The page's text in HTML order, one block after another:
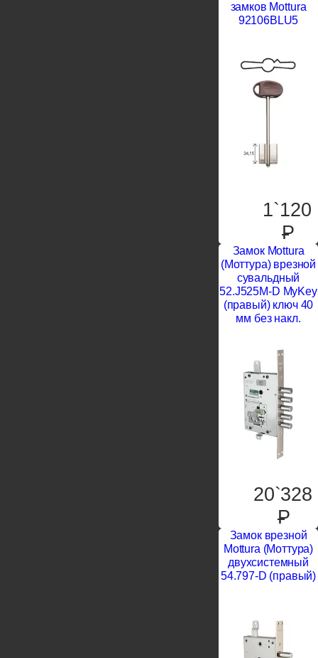
замков Mottura
92106BLU5
1`120
P
Замок Mottura
(Моттура) врезной
сувальдный
52.J525M-D MyKey
(правый) ключ 40
мм без накл.
20`328
P
Замок врезной
Mottura (Моттура)
двухсистемный
54.797-D (правый)